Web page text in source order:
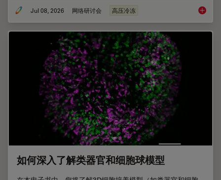
Jul 08, 2026 网络研讨会 高压冷冻 Cryo-
如何深入了解类器官和细胞球模型